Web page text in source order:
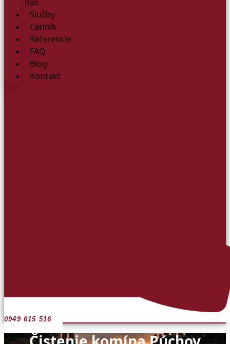
Služby
Cenník
Referencie
FAQ
Blog
Kontakt
0949 615 516